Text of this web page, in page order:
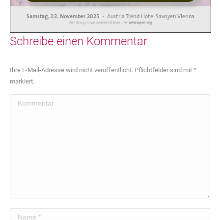
Schreibe einen Kommentar
Ihre E-Mail-Adresse wird nicht veröffentlicht. Pflichtfelder sind mit *
markiert.
Kommentar
Name *